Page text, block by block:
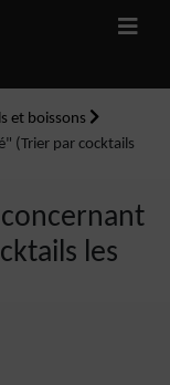
et boissons
(Trier par cocktails
les